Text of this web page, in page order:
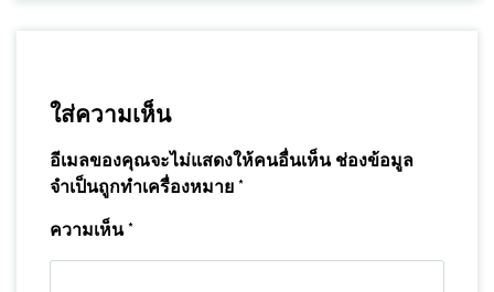
ใส่ความเห็น
อีเมลของคุณจะไม่แสดงให้คนอื่นเห็น ช่องข้อมูล
จำเป็นถูกทำเครื่องหมาย *
ความเห็น*